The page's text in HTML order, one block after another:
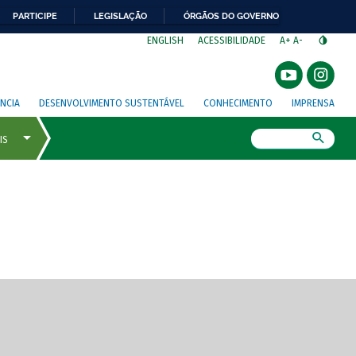
PARTICIPE LEGISLAÇÃO ÓRGÃOS DO GOVERNO
ENGLISH ACESSIBILIDADE A+ A-
DESENVOLVIMENTO SUSTENTÁVEL CONHECIMENTO IMPRENSA
de tela